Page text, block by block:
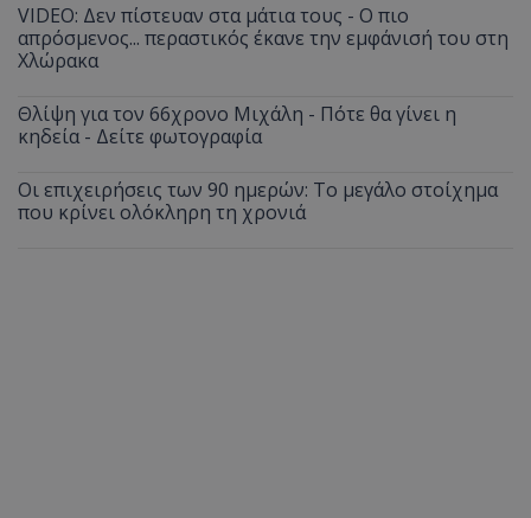
VIDEO: Δεν πίστευαν στα μάτια τους - Ο πιο
απρόσμενος... περαστικός έκανε την εμφάνισή του στη
Χλώρακα
Θλίψη για τον 66χρονο Μιχάλη - Πότε θα γίνει η
κηδεία - Δείτε φωτογραφία
Οι επιχειρήσεις των 90 ημερών: Το μεγάλο στοίχημα
που κρίνει ολόκληρη τη χρονιά